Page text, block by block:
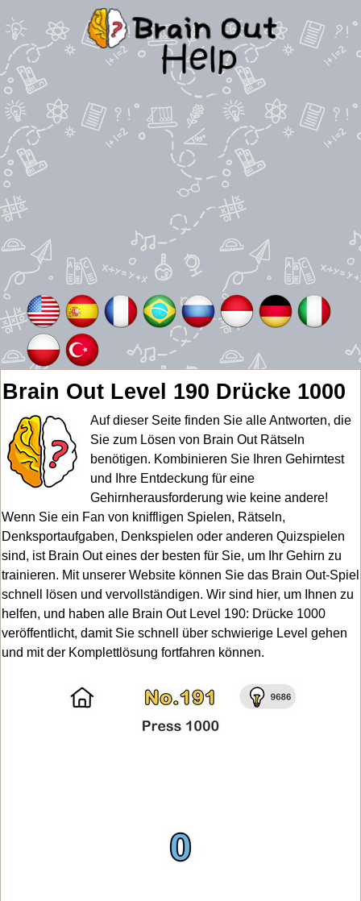
Brain Out Level 190 Drücke 1000
Auf dieser Seite finden Sie alle Antworten, die
Sie zum Lösen von Brain Out Rätseln
benötigen. Kombinieren Sie Ihren Gehirntest
und Ihre Entdeckung für eine
Gehirnherausforderung wie keine andere!
Wenn Sie ein Fan von kniffligen Spielen, Rätseln,
Denksportaufgaben, Denkspielen oder anderen Quizspielen
sind, ist Brain Out eines der besten für Sie, um Ihr Gehirn zu
trainieren. Mit unserer Website können Sie das Brain Out-Spiel
schnell lösen und vervollständigen. Wir sind hier, um Ihnen zu
helfen, und haben alle Brain Out Level 190: Drücke 1000
veröffentlicht, damit Sie schnell über schwierige Level gehen
und mit der Komplettlösung fortfahren können.